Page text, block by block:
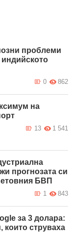
проблеми
индийското
862
0
на
1 541
13
прогнозата си
БВП
843
1
за 3 долара:
които струваха